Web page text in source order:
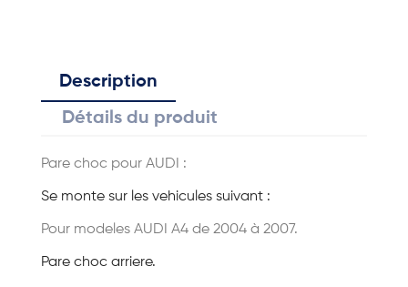
Description
Détails du produit
Pare choc pour AUDI :
Se monte sur les vehicules suivant :
Pour modeles AUDI A4 de 2004 à 2007.
Pare choc arriere.